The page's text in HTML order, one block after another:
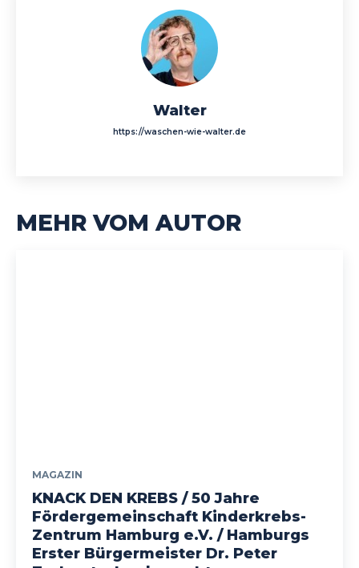
Walter
https://waschen-wie-walter.de
MEHR VOM AUTOR
MAGAZIN
KNACK DEN KREBS / 50 Jahre
Fördergemeinschaft Kinderkrebs-
Zentrum Hamburg e.V. / Hamburgs
Erster Bürgermeister Dr. Peter